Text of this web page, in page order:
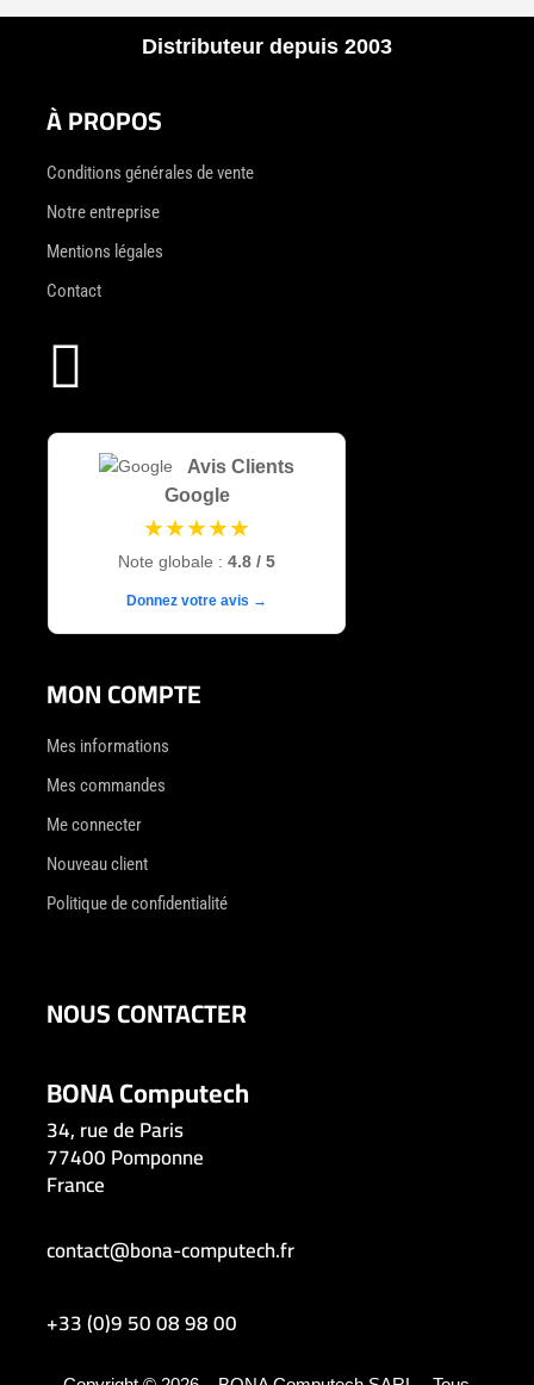
Distributeur depuis 2003
À PROPOS
Conditions générales de vente
Notre entreprise
Mentions légales
Contact

Avis Clients
Google
★★★★★
Note globale : 4.8 / 5
Donnez votre avis →
MON COMPTE
Mes informations
Mes commandes
Me connecter
Nouveau client
Politique de confidentialité
NOUS CONTACTER
BONA Computech
34, rue de Paris
77400 Pomponne
France
contact@bona-computech.fr
+33 (0)9 50 08 98 00